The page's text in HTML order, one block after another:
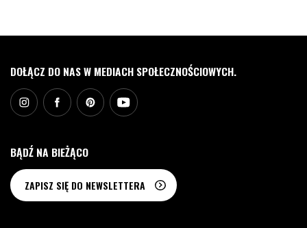
DOŁĄCZ DO NAS W MEDIACH SPOŁECZNOŚCIOWYCH.
BĄDŹ NA BIEŻĄCO
ZAPISZ SIĘ DO NEWSLETTERA